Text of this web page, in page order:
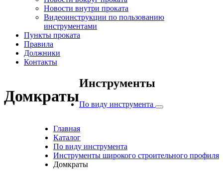
Новости внутри проката
Видеоинструкции по пользованию
инструментами
Пункты проката
Правила
Должники
Контакты
Домкраты
Главная
Каталог
По виду инструмента
Инструменты широкого строительного профиля
Домкраты
Инструменты
По виду инструмента